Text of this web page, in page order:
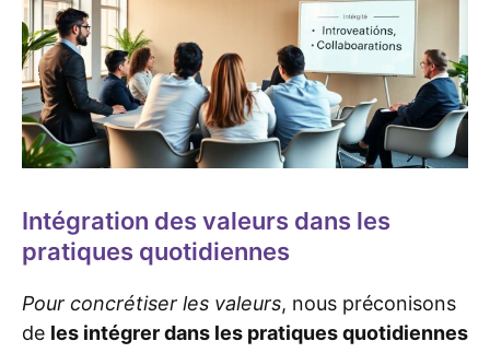
Intégration des valeurs dans les
pratiques quotidiennes
Pour concrétiser les valeurs, nous préconisons
de les intégrer dans les pratiques quotidiennes